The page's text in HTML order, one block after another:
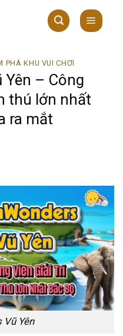
PHÁ KHU VUI CHƠI
Yên – Công
thú lớn nhất
ra mắt
Vũ Yên